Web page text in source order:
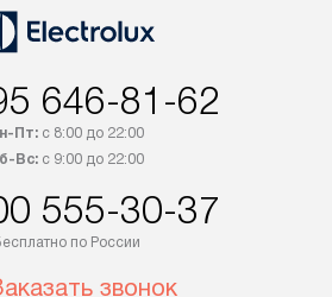
646-81-62
Пт:с 8:00 до 22:00
Вс:с 9:00 до 22:00
555-30-37
по России
звонок